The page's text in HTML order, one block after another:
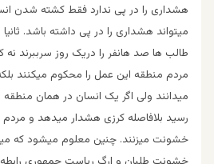
هشداری را در پی ندارد فقط کشته شدن
میتواند هشداری را در پی داشته باشد.
طالب ها صد هانفر را دریک روز سرببرند
مردم منطقه این عمل را محکوم میکنند
میدانند ولی اگر یک انسان در همان منطقه
رسید بلافاصله کرزی هشدار میدهد و
خشونت میزنند. چنین معلوم میشود که